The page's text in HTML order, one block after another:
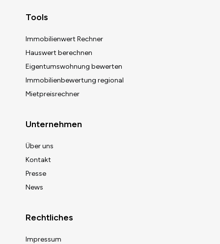
Tools
Immobilienwert Rechner
Hauswert berechnen
Eigentumswohnung bewerten
Immobilienbewertung regional
Mietpreisrechner
Unternehmen
Über uns
Kontakt
Presse
News
Rechtliches
Impressum